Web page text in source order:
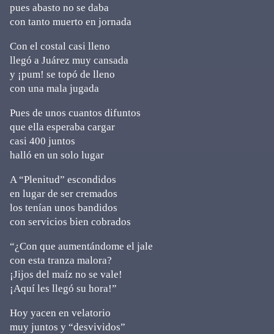
pues abasto no se daba
con tanto muerto en jornada
Con el costal casi lleno
llegó a Juárez muy cansada
y ¡pum! se topó de lleno
con una mala jugada
Pues de unos cuantos difuntos
que ella esperaba cargar
casi 400 juntos
halló en un solo lugar
A “Plenitud” escondidos
en lugar de ser cremados
los tenían unos bandidos
con servicios bien cobrados
“¿Con que aumentándome el jale
con esta tranza malora?
¡Jijos del maíz no se vale!
¡Aquí les llegó su hora!”
Hoy yacen en velatorio
muy juntos y “desvividos”